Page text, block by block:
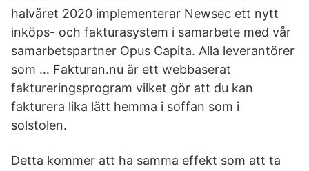
halvåret 2020 implementerar Newsec ett nytt
inköps- och fakturasystem i samarbete med vår
samarbetspartner Opus Capita. Alla leverantörer
som … Fakturan.nu är ett webbaserat
faktureringsprogram vilket gör att du kan
fakturera lika lätt hemma i soffan som i
solstolen.
Detta kommer att ha samma effekt som att ta